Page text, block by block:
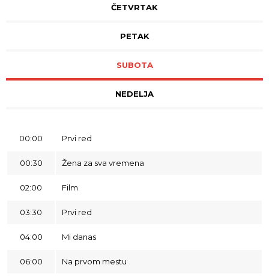
ČETVRTAK
PETAK
SUBOTA
NEDELJA
00:00 Prvi red
00:30 Žena za sva vremena
02:00 Film
03:30 Prvi red
04:00 Mi danas
06:00 Na prvom mestu